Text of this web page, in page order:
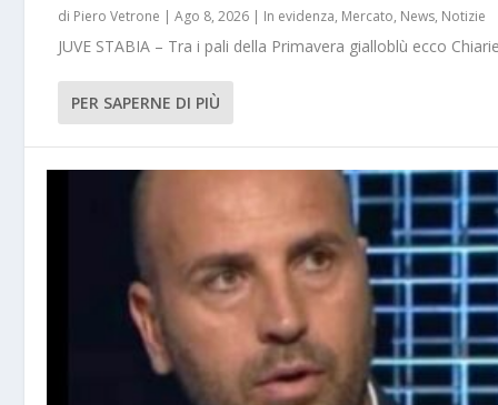
di Piero Vetrone |Ago 8, 2026 | In evidenza, Mercato, News, Notizie
JUVE STABIA – Tra i pali della Primavera gialloblù ecco
PER SAPERNE DI PIÙ